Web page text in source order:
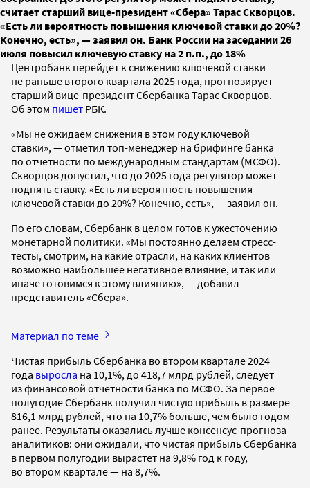
считает старший вице-президент «Сбера» Тарас Скворцов.
«Есть ли вероятность повышения ключевой ставки до 20%?
Конечно, есть», — заявил он. Банк России на заседании 26
июля повысил ключевую ставку на 2 п.п., до 18%
Центробанк перейдет к снижению ключевой ставки
не раньше второго квартала 2025 года, прогнозирует
старший вице-президент Сбербанка Тарас Скворцов.
Об этом пишет РБК.
«Мы не ожидаем снижения в этом году ключевой
ставки», — отметил топ-менеджер на брифинге банка
по отчетности по международным стандартам (МСФО).
Скворцов допустил, что до 2025 года регулятор может
поднять ставку. «Есть ли вероятность повышения
ключевой ставки до 20%? Конечно, есть», — заявил он.
По его словам, Сбербанк в целом готов к ужесточению
монетарной политики. «Мы постоянно делаем стресс-
тесты, смотрим, на какие отрасли, на каких клиентов
возможно наибольшее негативное влияние, и так или
иначе готовимся к этому влиянию», — добавил
представитель «Сбера».
Материал по теме
Чистая прибыль Сбербанка во втором квартале 2024
года выросла на 10,1%, до 418,7 млрд рублей, следует
из финансовой отчетности банка по МСФО. За первое
полугодие Сбербанк получил чистую прибыль в размере
816,1 млрд рублей, что на 10,7% больше, чем было годом
ранее. Результаты оказались лучше консенсус-прогноза
аналитиков: они ожидали, что чистая прибыль Сбербанка
в первом полугодии вырастет на 9,8% год к году,
во втором квартале — на 8,7%.